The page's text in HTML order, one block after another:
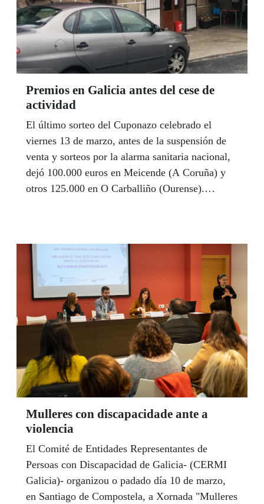
Premios en Galicia antes del cese de
actividad
El último sorteo del Cuponazo celebrado el
viernes 13 de marzo, antes de la suspensión de
venta y sorteos por la alarma sanitaria nacional,
dejó 100.000 euros en Meicende (A Coruña) y
otros 125.000 en O Carballiño (Ourense).
clientes de la localidad de Berán (Leiro-Ourense)
5 cupones premiados con 25.000 euros cada uno.
Mulleres con discapacidade ante a
violencia
El Comité de Entidades Representantes de
Persoas con Discapacidad de Galicia- (CERMI
Galicia)- organizou o padado día 10 de marzo,
en Santiago de Compostela, a Xornada "Mulleres